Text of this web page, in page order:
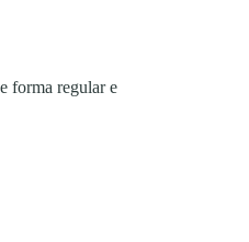
forma regular e